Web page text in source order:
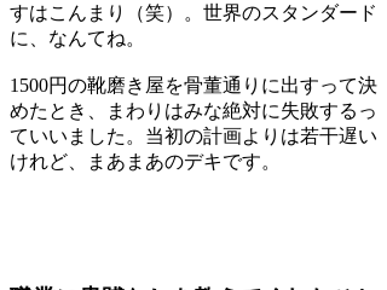
すはこんまり（笑）。世界のスタンダード
に、なんてね。
1500円の靴磨き屋を骨董通りに出すって決
めたとき、まわりはみな絶対に失敗するっ
ていいました。当初の計画よりは若干遅い
けれど、まあまあのデキです。